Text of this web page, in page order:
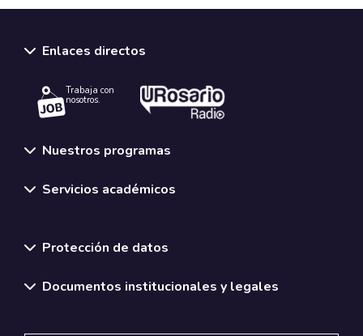
Enlaces directos
Trabaja con
nosotros.
Nuestros programas
Servicios académicos
Protección de datos
Documentos institucionales y legales